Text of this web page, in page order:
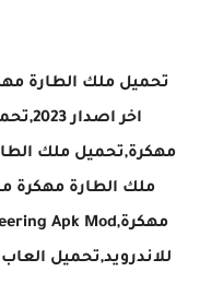
اخر
مهكرة,تحميل ملك
ملك الطارة مهكرة
للاندرويد,تحميل